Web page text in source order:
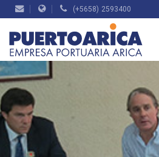
(+5658) 2593400